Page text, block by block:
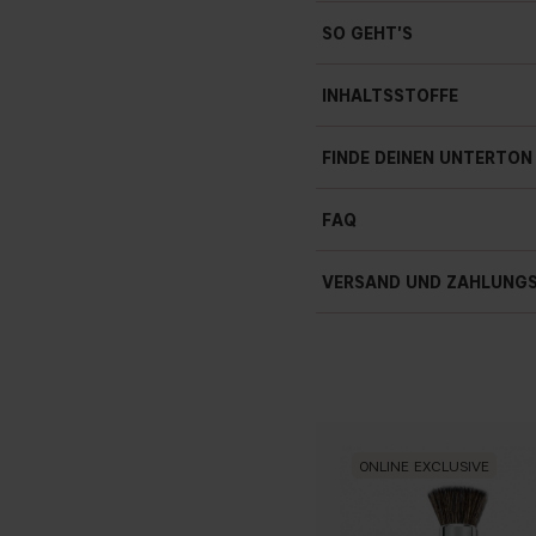
SO GEHT'S
INHALTSSTOFFE
FINDE DEINEN UNTERTON
FAQ
VERSAND UND
ONLINE EXCLUSIVE